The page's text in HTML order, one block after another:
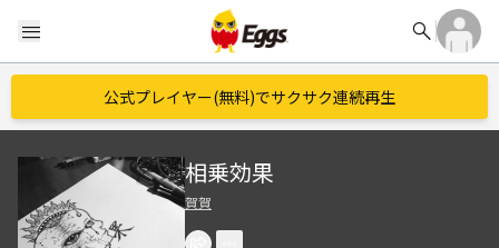
menu search
公式プレイヤー(無料)でサクサク連続再生
相乗効果
賀賀